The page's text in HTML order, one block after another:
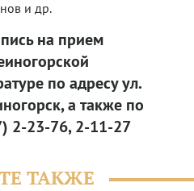
и др.
на прием
по адресу ул.
а также по
2-23-76, 2-11-27
ТАКЖЕ